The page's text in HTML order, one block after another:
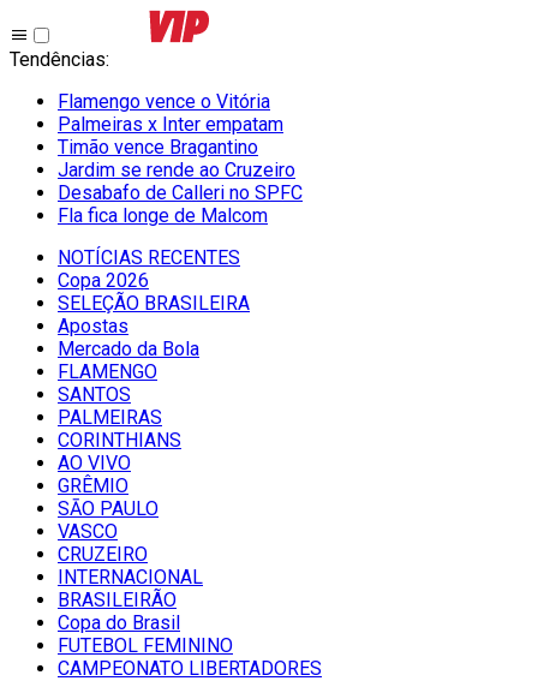
Tendências:
Flamengo vence o Vitória
Palmeiras x Inter empatam
Timão vence Bragantino
Jardim se rende ao Cruzeiro
Desabafo de Calleri no SPFC
Fla fica longe de Malcom
NOTÍCIAS RECENTES
Copa 2026
SELEÇÃO BRASILEIRA
Apostas
Mercado da Bola
FLAMENGO
SANTOS
PALMEIRAS
CORINTHIANS
AO VIVO
GRÊMIO
SĀO PAULO
VASCO
CRUZEIRO
INTERNACIONAL
BRASILEIRÃO
Copa do Brasil
FUTEBOL FEMININO
CAMPEONATO LIBERTADORES